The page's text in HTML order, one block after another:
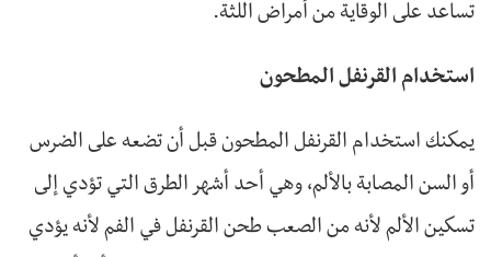
تساعد على الوقاية من أمراض اللثة.
استخدام القرنفل المطحون
يمكنك استخدام القرنفل المطحون قبل أن تضعه على الضرس
أو السن المصابة بالألم، وهي أحد أشهر الطرق التي تؤدي إلى
تسكين الألم لأنه من الصعب طحن القرنفل في الفم لأنه يؤدي